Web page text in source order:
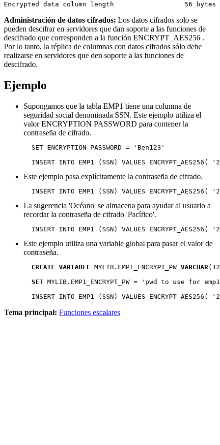
Encrypted data column length                  56 bytes
Administración de datos cifrados: Los datos cifrados solo se
pueden descifrar en servidores que dan soporte a las funciones de
descifrado que corresponden a la función ENCRYPT_AES256 .
Por lo tanto, la réplica de columnas con datos cifrados sólo debe
realizarse en servidores que den soporte a las funciones de
descifrado.
Ejemplo
Supongamos que la tabla EMP1 tiene una columna de
seguridad social denominada SSN. Este ejemplo utiliza el
valor ENCRYPTION PASSWORD para contener la
contraseña de cifrado.
SET ENCRYPTION PASSWORD = 'Ben123'
INSERT INTO EMP1 ( SSN ) VALUES ENCRYPT_AES256(
Este ejemplo pasa explícitamente la contraseña de cifrado.
INSERT INTO EMP1 ( SSN ) VALUES ENCRYPT_AES256(
La sugerencia 'Océano' se almacena para ayudar al usuario a
recordar la contraseña de cifrado 'Pacífico'.
INSERT INTO EMP1 ( SSN ) VALUES ENCRYPT_AES256(
Este ejemplo utiliza una variable global para pasar el valor de
contraseña.
CREATE VARIABLE MYLIB.EMP1_ENCRYPT_PW VARCHAR
SET MYLIB.EMP1_ENCRYPT_PW = 'pwd to use for
INSERT INTO EMP1 ( SSN ) VALUES ENCRYPT_AES256(
Tema principal: Funciones escalares